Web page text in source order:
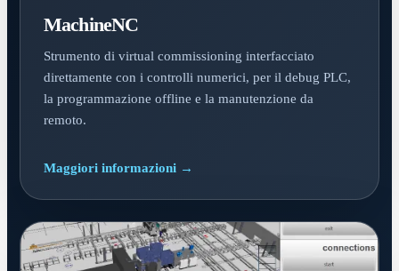
MachineNC
Strumento di virtual commissioning interfacciato
direttamente con i controlli numerici, per il debug PLC,
la programmazione offline e la manutenzione da
remoto.
Maggiori informazioni →